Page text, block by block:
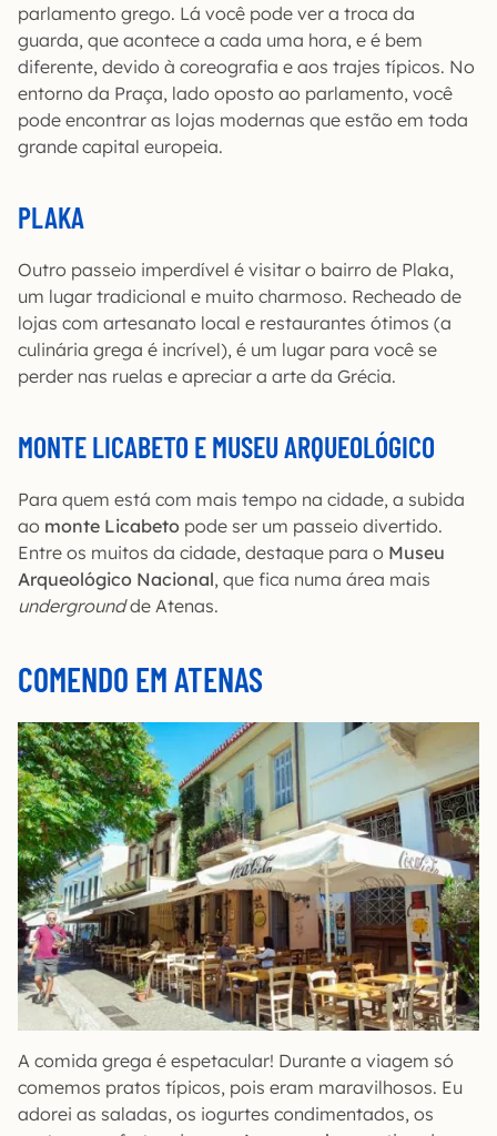
parlamento grego. Lá você pode ver a troca da
guarda, que acontece a cada uma hora, e é bem
diferente, devido à coreografia e aos trajes típicos. No
entorno da Praça, lado oposto ao parlamento, você
pode encontrar as lojas modernas que estão em toda
grande capital europeia.
PLAKA
Outro passeio imperdível é visitar o bairro de Plaka,
um lugar tradicional e muito charmoso. Recheado de
lojas com artesanato local e restaurantes ótimos (a
culinária grega é incrível), é um lugar para você se
perder nas ruelas e apreciar a arte da Grécia.
MONTE LICABETO E MUSEU ARQUEOLÓGICO
Para quem está com mais tempo na cidade, a subida
ao monte Licabeto pode ser um passeio divertido.
Entre os muitos da cidade, destaque para o Museu
Arqueológico Nacional, que fica numa área mais
undergroundde Atenas.
COMENDO EM ATENAS
A comida grega é espetacular! Durante a viagem só
comemos pratos típicos, pois eram maravilhosos. Eu
adorei as saladas, os iogurtes condimentados, os